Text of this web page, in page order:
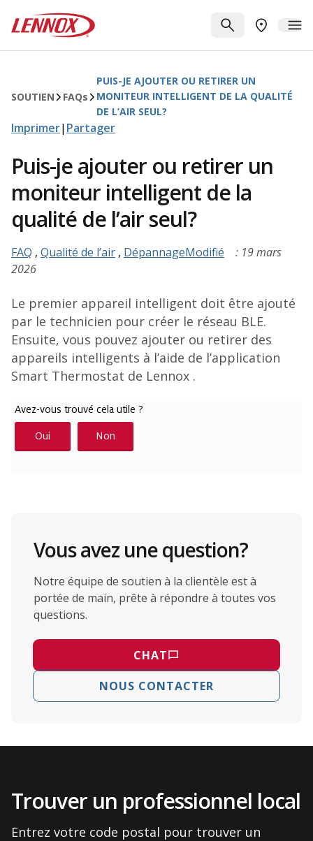
Lennox
RECHERCHE
TROUVER
SOUTIEN FAQs
PUIS-JE AJOUTER OU RETIRER UN
MONITEUR INTELLIGENT DE LA QUALITÉ
DE L’AIR SEUL?
Imprimer| Partager
Puis-je ajouter ou retirer un
moniteur intelligent de la
qualité de l’air seul?
FAQ , Qualité de l’air , DépannageModifié
: 19 mars
2026
Le premier appareil intelligent doit être ajouté
par le technicien pour créer le réseau BLE.
Ensuite, vous pouvez ajouter ou retirer des
appareils intelligents à l’aide de l’application
Smart Thermostat de Lennox .
Vous avez une question?
Notre équipe de soutien à la clientèle est à
portée de main, prête à répondre à toutes vos
questions.
CHAT
NOUS CONTACTER
Trouver un professionnel local
Entrez votre code postal pour trouver un